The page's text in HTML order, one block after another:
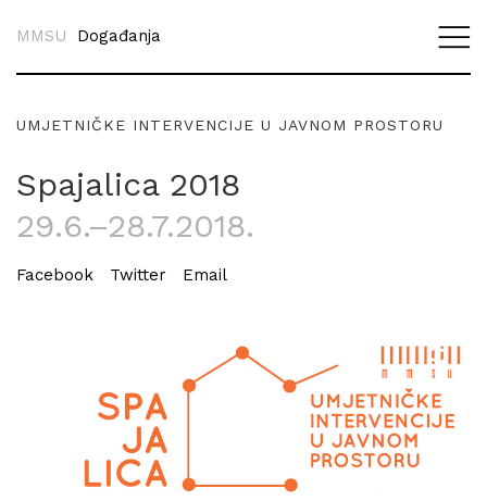
MMSU Događanja
UMJETNIČKE INTERVENCIJE U JAVNOM PROSTORU
Spajalica 2018
29.6.–28.7.2018.
Facebook Twitter Email